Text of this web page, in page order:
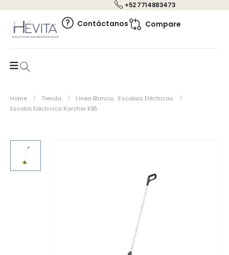
+52 7714883473
Contáctanos Compare
Home Tienda Línea Blanca, Escobas Eléctricas
Escoba Eléctrcica Karcher KB5